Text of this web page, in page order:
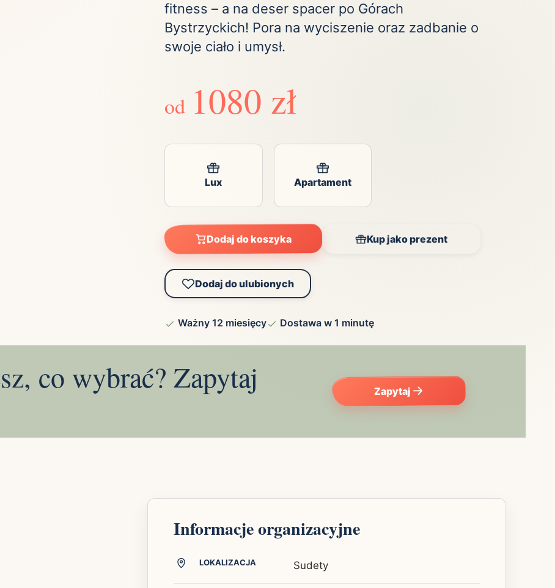
Bydgoszcz
Ciechocinek
Gorzów
Wielkopolski
fitness – a na deser spacer po Górach
Bystrzyckich! Pora na wyciszenie oraz zadbanie o
swoje ciało i umysł.
od 1080 zł
Lux Apartament
Dodaj do koszyka Kup jako prezent
Dodaj do ulubionych
Ważny 12 miesięcy Dostawa w 1 minutę
co wybrać? Zapytaj Zapytaj
Informacje organizacyjne
LOKALIZACJA Sudety